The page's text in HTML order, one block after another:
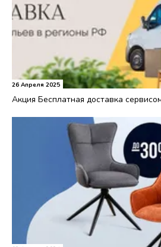
26 Апреля 2025
Акция Бесплатная доставка